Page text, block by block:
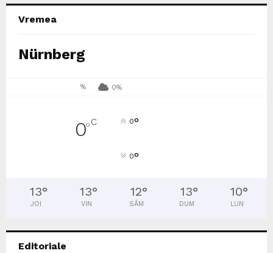
Vremea
Nürnberg
% 0%
0°C 0°
0°
13°
JOI
13°
VIN
12°
SÂM
13°
DUM
10°
LUN
Editoriale